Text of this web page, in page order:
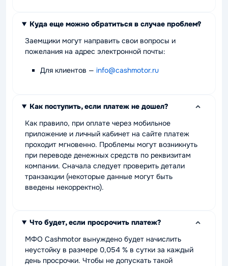
Куда еще можно обратиться в случае проблем?
Заемщики могут направить свои вопросы и
пожелания на адрес электронной почты:
Для клиентов — info@cashmotor.ru
Как поступить, если платеж не дошел?
Как правило, при оплате через мобильное
приложение и личный кабинет на сайте платеж
проходит мгновенно. Проблемы могут возникнуть
при переводе денежных средств по реквизитам
компании. Сначала следует проверить детали
транзакции (некоторые данные могут быть
введены некорректно).
Что будет, если просрочить платеж?
МФО Cashmotor вынуждено будет начислить
неустойку в размере 0,054 % в сутки за каждый
день просрочки. Чтобы не допускать такой